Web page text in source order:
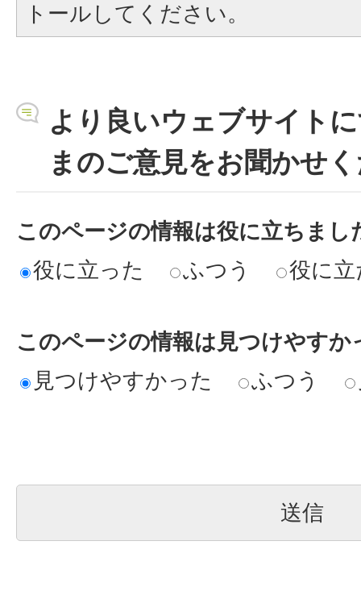
トールしてください。
より良いウェブサイト
まのご意見をお聞かせ
このページの情報は役に立ちまし
役に立った
ふつう 役に
このページの情報は見つけやすか
見つけやすかった
ふつう